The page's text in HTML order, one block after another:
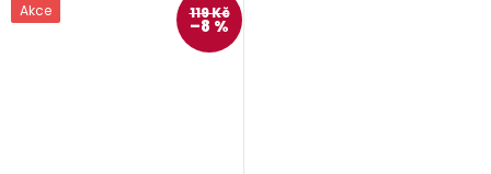
Akce 119 Kč
–8 %